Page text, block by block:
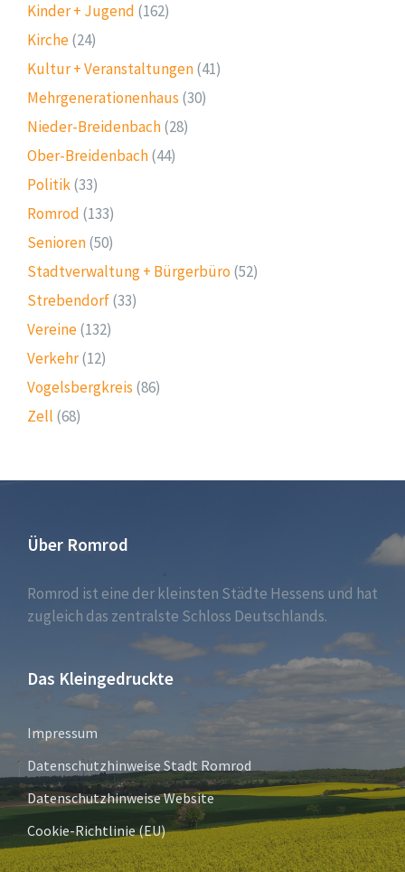
Kinder + Jugend (162)
Kirche(24)
Kultur + Veranstaltungen(41)
Mehrgenerationenhaus (30)
Nieder-Breidenbach(28)
Ober-Breidenbach(44)
Politik(33)
Romrod (133)
Senioren(50)
Stadtverwaltung + Bürgerbüro (52)
Strebendorf(33)
Vereine(132)
Verkehr(12)
Vogelsbergkreis (86)
Zell (68)
Über Romrod
Romrod ist eine der kleinsten Städte Hessens und hat
zugleich das zentralste Schloss Deutschlands.
Das Kleingedruckte
Impressum
Datenschutzhinweise Stadt Romrod
Datenschutzhinweise Website
Cookie-Richtlinie (EU)